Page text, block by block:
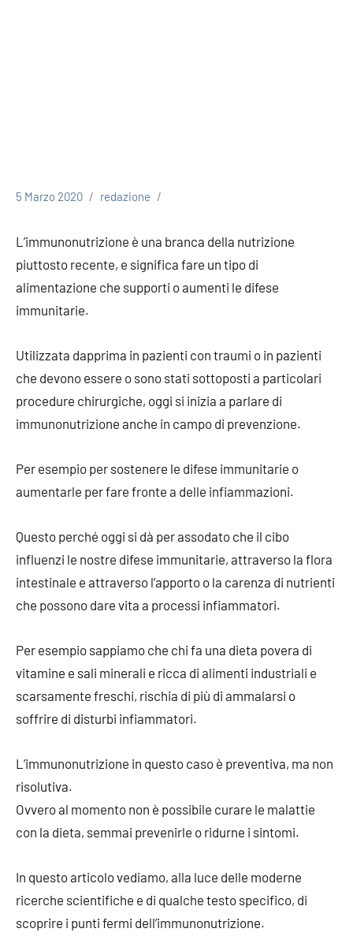
5 Marzo 2020 redazione
L’immunonutrizione è una branca della nutrizione
piuttosto recente, e significa fare un tipo di
alimentazione che supporti o aumenti le difese
immunitarie.
Utilizzata dapprima in pazienti con traumi o in pazienti
che devono essere o sono stati sottoposti a particolari
procedure chirurgiche, oggi si inizia a parlare di
immunonutrizione anche in campo di prevenzione.
Per esempio per sostenere le difese immunitarie o
aumentarle per fare fronte a delle infiammazioni.
Questo perché oggi si dà per assodato che il cibo
influenzi le nostre difese immunitarie, attraverso la flora
intestinale e attraverso l’apporto o la carenza di nutrienti
che possono dare vita a processi infiammatori.
Per esempio sappiamo che chi fa una dieta povera di
vitamine e sali minerali e ricca di alimenti industriali e
scarsamente freschi, rischia di più di ammalarsi o
soffrire di disturbi infiammatori.
L’immunonutrizione in questo caso è preventiva, ma non
risolutiva.
Ovvero al momento non è possibile curare le malattie
con la dieta, semmai prevenirle o ridurne i sintomi.
In questo articolo vediamo, alla luce delle moderne
ricerche scientifiche e di qualche testo specifico, di
scoprire i punti fermi dell’immunonutrizione.